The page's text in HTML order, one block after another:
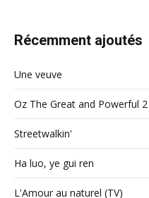
Récemment ajoutés
Une veuve
Oz The Great and Powerful 2
Streetwalkin'
Ha luo, ye gui ren
L'Amour au naturel (TV)